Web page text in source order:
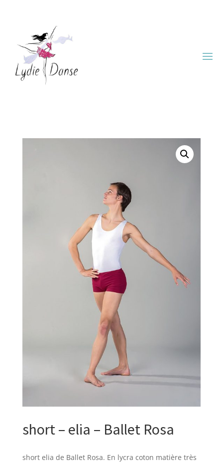
short – elia – Ballet Rosa
short elia de Ballet Rosa. En lycra coton matière très